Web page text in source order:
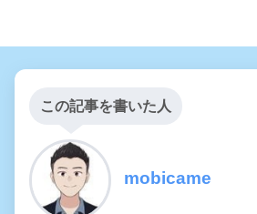
この記事を書いた人
mobicame